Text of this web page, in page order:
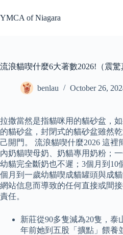
to
content
YMCA of Niagara
流浪貓喫什麼6大著數2026!（震驚
benlau October 26,
拉撒當然是指貓咪用的貓砂盆，
的貓砂盆，封閉式的貓砂盆雖然
己開門。 流浪貓喫什麼2026 這
內奶貓喫母奶、奶貓專用奶粉；
幼貓完全斷奶也不遲；3個月到10
個月到一歲幼貓喫成貓罐頭與成
網站信息而導致的任何直接或間
責任。
新莊從90多隻減為20隻，泰
年前她到五股「擴點」餵養